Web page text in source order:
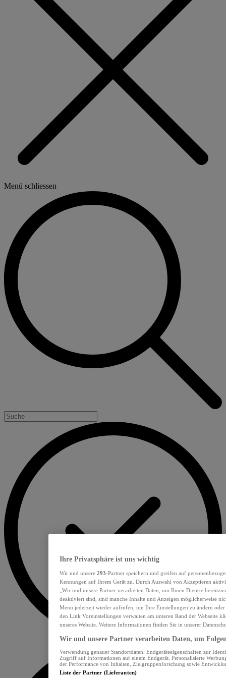
Menü schliessen
Ihre Privatsphäre ist uns wichtig
Wir und unsere 293-Partner speichern und greifen auf
Kennungen auf Ihrem Gerät zu. Durch Auswahl von Akzeptieren
„Wir und unsere Partner verarbeiten Daten, um Ihnen Dienste
deaktiviert sind, sind manche Inhalte und Anzeigen möglicherweise
Menü jederzeit wieder aufrufen, um Ihre Einstellungen zu ändern
den Link Voreinstellungen verwalten am unteren Rand der Webseite
unseres Website. Weitere Informationen finden Sie in unserer
Wir und unsere Partner verarbeiten Daten, um
Verwendung genauer Standortdaten. Endgeräteeigenschaften zur
Zugriff auf Informationen auf einem Endgerät. Personalisierte
der Performance von Inhalten, Zielgruppenforschung sowie
Liste der Partner (Lieferanten)